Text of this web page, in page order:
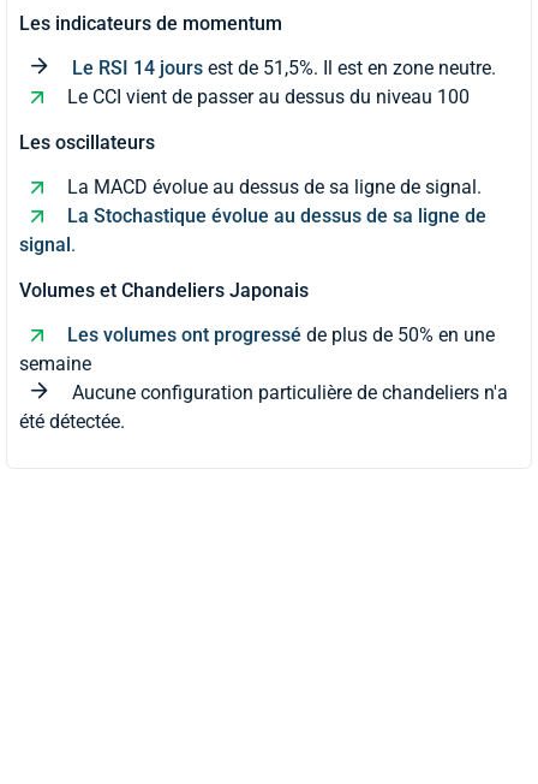
Les indicateurs de momentum
Le RSI 14 jours est de 51,5%. Il est en zone neutre.
Le CCI vient de passer au dessus du niveau 100
Les oscillateurs
La MACD évolue au dessus de sa ligne de signal.
La Stochastique évolue au dessus de sa ligne de
signal.
Volumes et Chandeliers Japonais
Les volumes ont progressé de plus de 50% en une
semaine
Aucune configuration particulière de chandeliers n'a
été détectée.